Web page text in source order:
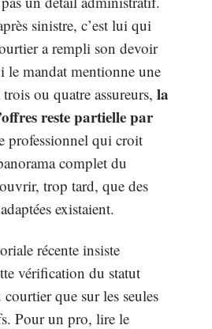
sinistre, c’est lui qui
a rempli son devoir
le mandat mentionne une
ou quatre assureurs, la
reste partielle par
professionnel qui croit
complet du
trop tard, que des
existaient.
récente insiste
vérification du statut
que sur les seules
Pour un pro, lire le